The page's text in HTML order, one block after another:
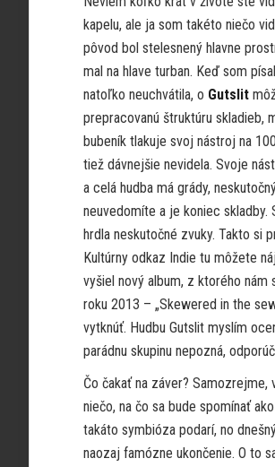
kapelu, ale ja som takéto niečo
pôvod bol stelesnený hlavne
mal na hlave turban. Keď som
natoľko neuchvátila, o Gutslit
prepracovanú štruktúru skladieb,
bubeník tlakuje svoj nástroj na
tiež dávnejšie nevidela. Svoje
a celá hudba má grády,
neuvedomíte a je koniec skladby.
hrdla neskutočné zvuky. Takto si
Kultúrny odkaz Indie tu môžete
vyšiel nový album, z ktorého
roku 2013 – „Skewered in the
vytknúť. Hudbu Gutslit myslím
parádnu skupinu nepozná,
Čo čakať na záver? Samozrejme,
niečo, na čo sa bude spomínať
takáto symbióza podarí, no
naozaj famózne ukončenie. O to